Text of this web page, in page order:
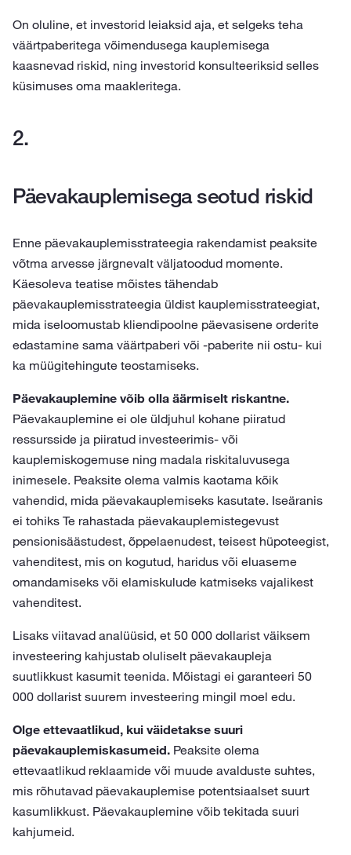
On oluline, et investorid leiaksid aja, et selgeks teha
väärtpaberitega võimendusega kauplemisega
kaasnevad riskid, ning investorid konsulteeriksid selles
küsimuses oma maakleritega.
Päevakauplemisega seotud riskid
Enne päevakauplemisstrateegia rakendamist peaksite
võtma arvesse järgnevalt väljatoodud momente.
Käesoleva teatise mõistes tähendab
päevakauplemisstrateegia üldist kauplemisstrateegiat,
mida iseloomustab kliendipoolne päevasisene orderite
edastamine sama väärtpaberi või -paberite nii ostu- kui
ka müügitehingute teostamiseks.
Päevakauplemine võib olla äärmiselt riskantne.
Päevakauplemine ei ole üldjuhul kohane piiratud
ressursside ja piiratud investeerimis- või
kauplemiskogemuse ning madala riskitaluvusega
inimesele. Peaksite olema valmis kaotama kõik
vahendid, mida päevakauplemiseks kasutate. Iseäranis
ei tohiks Te rahastada päevakauplemistegevust
pensionisäästudest, õppelaenudest, teisest hüpoteegist,
vahenditest, mis on kogutud, haridus või eluaseme
omandamiseks või elamiskulude katmiseks vajalikest
vahenditest.
Lisaks viitavad analüüsid, et 50 000 dollarist väiksem
investeering kahjustab oluliselt päevakaupleja
suutlikkust kasumit teenida. Mõistagi ei garanteeri 50
000 dollarist suurem investeering mingil moel edu.
Olge ettevaatlikud, kui väidetakse suuri
päevakauplemiskasumeid. Peaksite olema
ettevaatlikud reklaamide või muude avalduste suhtes,
mis rõhutavad päevakauplemise potentsiaalset suurt
kasumlikkust. Päevakauplemine võib tekitada suuri
kahjumeid.